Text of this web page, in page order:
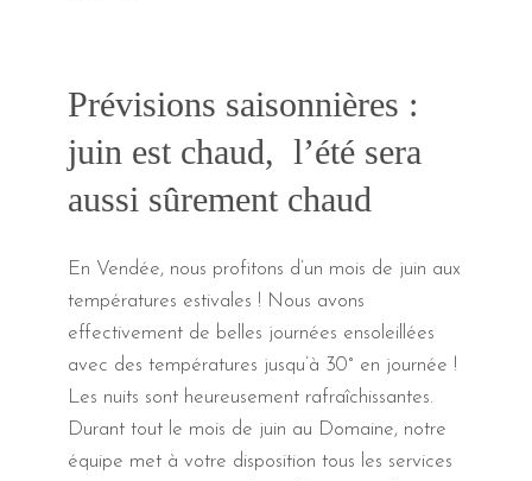
Prévisions saisonnières :
juin est chaud, l’été sera
aussi sûrement chaud
En Vendée, nous profitons d’un mois de juin aux
températures estivales ! Nous avons
effectivement de belles journées ensoleillées
avec des températures jusqu’à 30° en journée !
Les nuits sont heureusement rafraîchissantes.
Durant tout le mois de juin au Domaine, notre
équipe met à votre disposition tous les services